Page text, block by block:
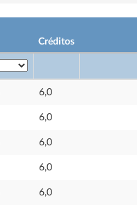
Créditos
6,0
6,0
6,0
6,0
6,0